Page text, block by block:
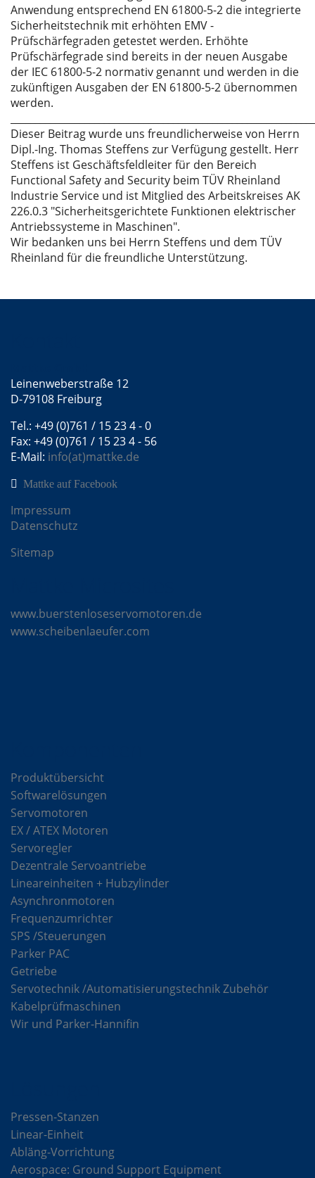
Anwendung entsprechend EN 61800-5-2 die integrierte
Sicherheitstechnik mit erhöhten EMV -
Prüfschärfegraden getestet werden. Erhöhte
Prüfschärfegrade sind bereits in der neuen Ausgabe
der IEC 61800-5-2 normativ genannt und werden in die
zukünftigen Ausgaben der EN 61800-5-2 übernommen
werden.
Dieser Beitrag wurde uns freundlicherweise von Herrn
Dipl.-Ing. Thomas Steffens zur Verfügung gestellt. Herr
Steffens ist Geschäftsfeldleiter für den Bereich
Functional Safety and Security beim TÜV Rheinland
Industrie Service und ist Mitglied des Arbeitskreises AK
226.0.3 "Sicherheitsgerichtete Funktionen elektrischer
Antriebssysteme in Maschinen".
Wir bedanken uns bei Herrn Steffens und dem TÜV
Rheinland für die freundliche Unterstützung.
Leinenweberstraße 12
D-79108 Freiburg
Tel.: +49 (0)761 / 15 23 4 - 0
Fax: +49 (0)761 / 15 23 4 - 56
E-Mail: info(at)mattke.de
Mattke auf Facebook
Impressum
Datenschutz
Sitemap
www.buerstenloseservomotoren.de
www.scheibenlaeufer.com
Produktübersicht
Softwarelösungen
Servomotoren
EX / ATEX Motoren
Servoregler
Dezentrale Servoantriebe
Lineareinheiten + Hubzylinder
Asynchronmotoren
Frequenzumrichter
SPS /Steuerungen
Parker PAC
Getriebe
Servotechnik /Automatisierungstechnik Zubehör
Kabelprüfmaschinen
Wir und Parker-Hannifin
Pressen-Stanzen
Linear-Einheit
Abläng-Vorrichtung
Aerospace: Ground Support Equipment